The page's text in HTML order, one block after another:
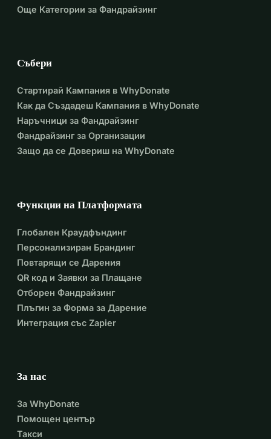
Още Категории за Фандрайзинг
Събери
Стартирай Кампания в WhyDonate
Как да Създадеш Кампания в WhyDonate
Наръчници за Фандрайзинг
Фандрайзинг за Организации
Защо да се Довериш на WhyDonate
Функции на Платформата
Глобален Краудфъндинг
Персонализиран Брандинг
Повтарящи се Дарения
QR код и Заявки за Плащане
Отборен Фандрайзинг
Плъгин за Форма за Дарение
Интеграция със Zapier
За нас
За WhyDonate
Помощен център
Такси